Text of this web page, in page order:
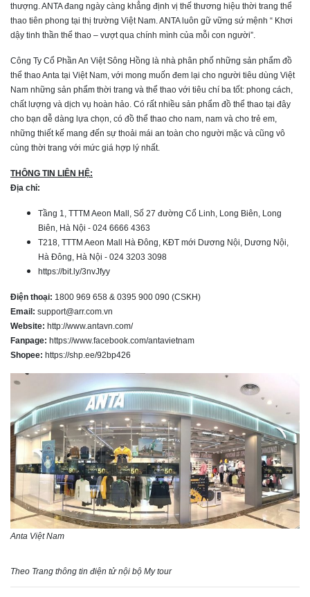
thượng. ANTA đang ngày càng khẳng định vị thế thương hiệu thời trang thể
thao tiên phong tại thị trường Việt Nam. ANTA luôn gữ vững sứ mệnh “ Khơi
dậy tinh thần thể thao – vượt qua chính mình của mỗi con người”.
Công Ty Cổ Phần An Việt Sông Hồng là nhà phân phố những sản phẩm đồ
thể thao Anta tại Việt Nam, với mong muốn đem lại cho người tiêu dùng Việt
Nam những sản phẩm thời trang và thể thao với tiêu chí ba tốt: phong cách,
chất lượng và dịch vụ hoàn hảo. Có rất nhiều sản phẩm đồ thể thao tại đây
cho bạn dễ dàng lựa chọn, có đồ thể thao cho nam, nam và cho trẻ em,
những thiết kế mang đến sự thoải mái an toàn cho người mặc và cũng vô
cùng thời trang với mức giá hợp lý nhất.
THÔNG TIN LIÊN HỆ:
Địa chỉ:
Tầng 1, TTTM Aeon Mall, Số 27 đường Cổ Linh, Long Biên, Long
Biên, Hà Nội - 024 6666 4363
T218, TTTM Aeon Mall Hà Đông, KĐT mới Dương Nội, Dương Nội,
Hà Đông, Hà Nội - 024 3203 3098
https://bit.ly/3nvJfyy
Điện thoại: 1800 969 658 & 0395 900 090 (CSKH)
Email: support@arr.com.vn
Website: http://www.antavn.com/
Fanpage: https://www.facebook.com/antavietnam
Shopee: https://shp.ee/92bp426
Anta Việt Nam
Theo Trang thông tin điện tử nội bộ My tour